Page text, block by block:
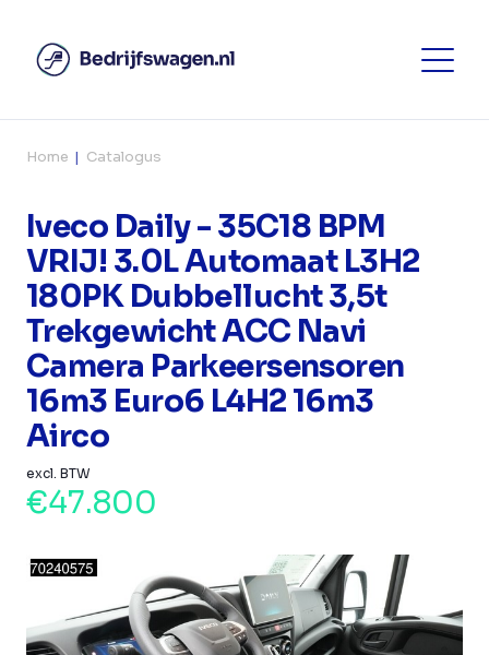
Home Catalogus
Iveco Daily - 35C18 BPM
VRIJ! 3.0L Automaat L3H2
180PK Dubbellucht 3,5t
Trekgewicht ACC Navi
Camera Parkeersensoren
16m3 Euro6 L4H2 16m3
Airco
excl. BTW
€47.800